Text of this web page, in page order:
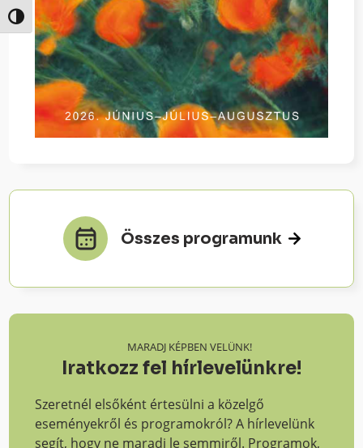
Nagy kontraszt váltása
Összes programunk
MARADJ KÉPBEN VELÜNK!
Iratkozz fel hírlevelünkre!
Szeretnél elsőként értesülni a közelgő
eseményekről és programokról? A hírlevelünk
segít, hogy ne maradj le semmiről. Programok,